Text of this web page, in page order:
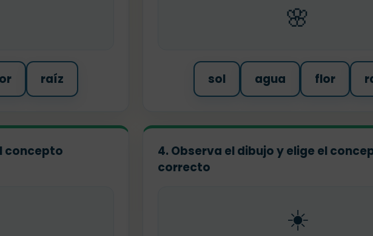
raíz
🌸
sol agua flor
concepto
4. Observa el dibujo y elige el
correcto
☀️